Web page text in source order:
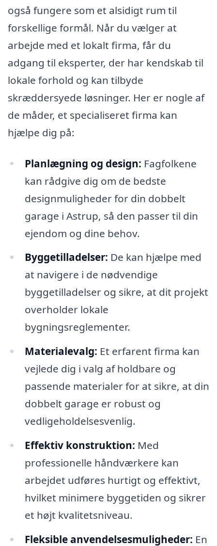
også fungere som et alsidigt rum til
forskellige formål. Når du vælger at
arbejde med et lokalt firma, får du
adgang til eksperter, der har kendskab til
lokale forhold og kan tilbyde
skræddersyede løsninger. Her er nogle af
de måder, et specialiseret firma kan
hjælpe dig på:
Planlægning og design: Fagfolkene
kan rådgive dig om de bedste
designmuligheder for din dobbelt
garage i Astrup, så den passer til din
ejendom og dine behov.
Byggetilladelser: De kan hjælpe med
at navigere i de nødvendige
byggetilladelser og sikre, at dit projekt
overholder lokale
bygningsreglementer.
Materialevalg: Et erfarent firma kan
vejlede dig i valg af holdbare og
passende materialer for at sikre, at din
dobbelt garage er robust og
vedligeholdelsesvenlig.
Effektiv konstruktion: Med
professionelle håndværkere kan
arbejdet udføres hurtigt og effektivt,
hvilket minimere byggetiden og sikrer
et højt kvalitetsniveau.
Fleksible anvendelsesmuligheder: En